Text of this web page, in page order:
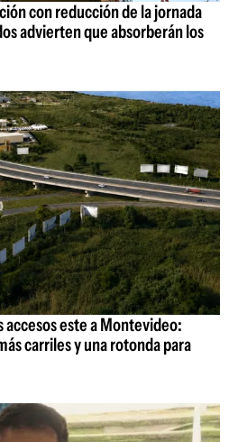
con reducción de la jornada
advierten que absorberán los
accesos este a Montevideo:
carriles y una rotonda para